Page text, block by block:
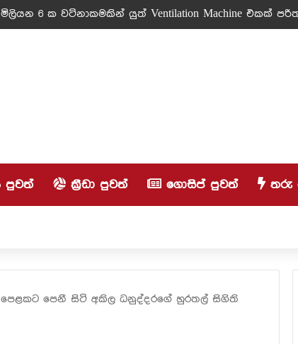
6 ක වටිනාකමකින් යුත් Ventilation Machine එකක්
පුවත් ක්‍රීඩා පුවත් ගොසිප් පුවත් තරු
පෙළකට පෙනී සිටි අකිල ධනුද්දරගේ හුරතල් සිගිති